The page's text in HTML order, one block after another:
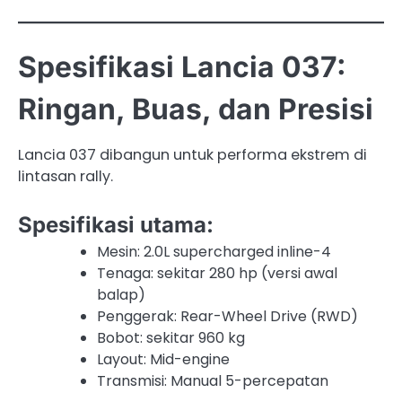
Spesifikasi Lancia 037:
Ringan, Buas, dan Presisi
Lancia 037 dibangun untuk performa ekstrem di
lintasan rally.
Spesifikasi utama:
Mesin: 2.0L supercharged inline-4
Tenaga: sekitar 280 hp (versi awal
balap)
Penggerak: Rear-Wheel Drive (RWD)
Bobot: sekitar 960 kg
Layout: Mid-engine
Transmisi: Manual 5-percepatan